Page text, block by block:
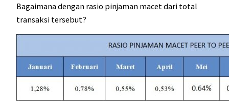
Bagaimana dengan rasio pinjaman macet dari total
transaksi tersebut?